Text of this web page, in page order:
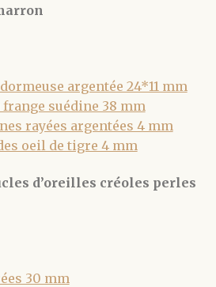
argentée 24*11 mm
suédine 38 mm
rayées argentées 4 mm
oeil de tigre 4 mm
d’oreilles créoles perles
30 mm